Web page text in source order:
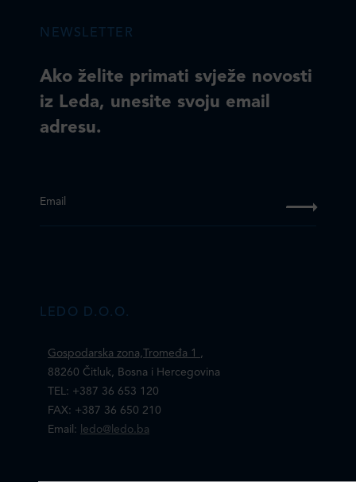
NEWSLETTER
Ako želite primati svježe novosti
iz Leda, unesite svoju email
adresu.
Email
LEDO D.O.O.
Gospodarska zona,Tromeđa 1 ,
88260 Čitluk, Bosna i Hercegovina
TEL: +387 36 653 120
FAX: +387 36 650 210
Email:
ledo@ledo.ba